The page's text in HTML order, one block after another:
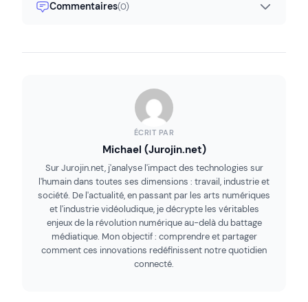
Commentaires(0)
ÉCRIT PAR
Michael (Jurojin.net)
Sur Jurojin.net, j'analyse l'impact des technologies sur
l'humain dans toutes ses dimensions : travail, industrie et
société. De l'actualité, en passant par les arts numériques
et l'industrie vidéoludique, je décrypte les véritables
enjeux de la révolution numérique au-delà du battage
médiatique. Mon objectif : comprendre et partager
comment ces innovations redéfinissent notre quotidien
connecté.